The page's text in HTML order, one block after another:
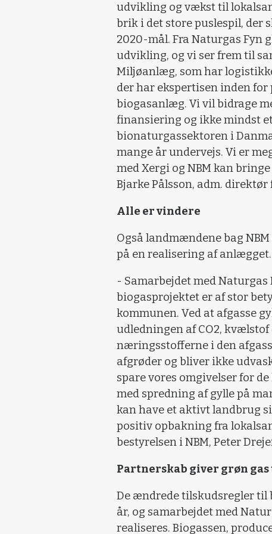
udvikling og vækst til
brik i det store puslespil, der
2020-mål. Fra Naturgas Fyn
udvikling, og vi ser frem til
Miljøanlæg, som har
der har ekspertisen inden
biogasanlæg. Vi vil bidrage
finansiering og ikke mindst
bionaturgassektoren i
mange år undervejs. Vi er
med Xergi og NBM kan
Bjarke Pålsson, adm. direktør
Alle er vindere
Også landmændene bag
på en realisering af anlægget.
- Samarbejdet med
biogasprojektet er af stor
kommunen. Ved at afgasse
udledningen af CO2,
næringsstofferne i den
afgrøder og bliver ikke
spare vores omgivelser for
med spredning af gylle på
kan have et aktivt landbrug
positiv opbakning fra
bestyrelsen i NBM, Peter
Partnerskab giver grøn
De ændrede tilskudsregler til
år, og samarbejdet med
realiseres. Biogassen,